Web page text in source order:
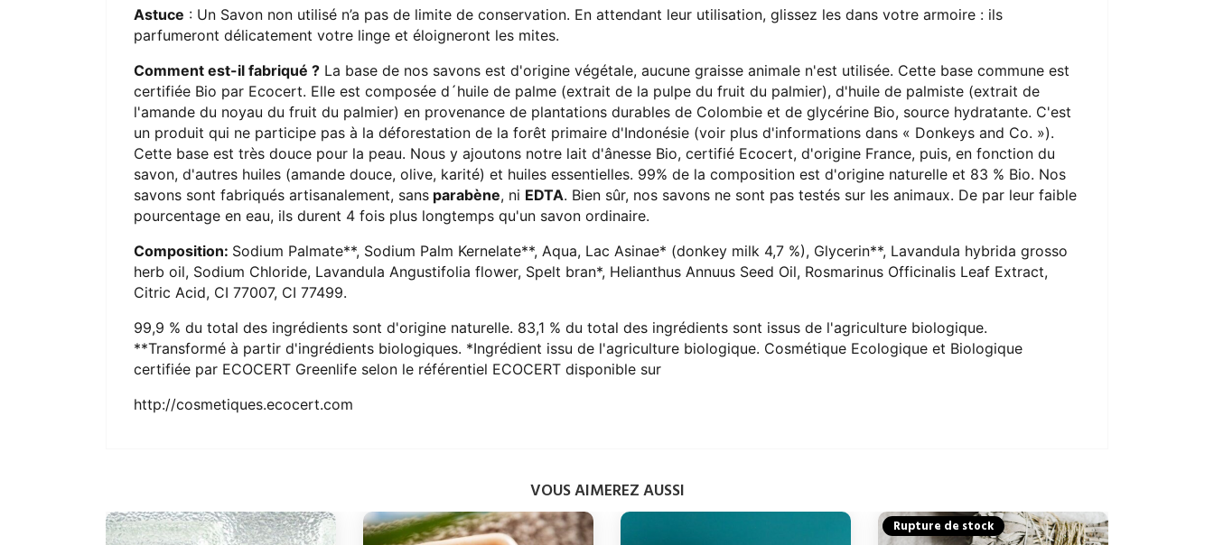
Astuce : Un Savon non utilisé n’a pas de limite de conservation. En attendant leur utilisation, glissez les dans votre armoire : ils
parfumeront délicatement votre linge et éloigneront les mites.
Comment est-il fabriqué ? La base de nos savons est d'origine végétale, aucune graisse animale n'est utilisée. Cette base commune est
certifiée Bio par Ecocert. Elle est composée d´huile de palme (extrait de la pulpe du fruit du palmier), d'huile de palmiste (extrait de
l'amande du noyau du fruit du palmier) en provenance de plantations durables de Colombie et de glycérine Bio, source hydratante. C'est
un produit qui ne participe pas à la déforestation de la forêt primaire d'Indonésie (voir plus d'informations dans « Donkeys and Co. »).
Cette base est très douce pour la peau. Nous y ajoutons notre lait d'ânesse Bio, certifié Ecocert, d'origine France, puis, en fonction du
savon, d'autres huiles (amande douce, olive, karité) et huiles essentielles. 99% de la composition est d'origine naturelle et 83 % Bio. Nos
savons sont fabriqués artisanalement, sans parabène, ni EDTA. Bien sûr, nos savons ne sont pas testés sur les animaux. De par leur faible
pourcentage en eau, ils durent 4 fois plus longtemps qu'un savon ordinaire.
Composition: Sodium Palmate**, Sodium Palm Kernelate**, Aqua, Lac Asinae* (donkey milk 4,7 %), Glycerin**, Lavandula hybrida grosso
herb oil, Sodium Chloride, Lavandula Angustifolia flower, Spelt bran*, Helianthus Annuus Seed Oil, Rosmarinus Officinalis Leaf Extract,
Citric Acid, CI 77007, CI 77499.
99,9 % du total des ingrédients sont d'origine naturelle. 83,1 % du total des ingrédients sont issus de l'agriculture biologique.
**Transformé à partir d'ingrédients biologiques. *Ingrédient issu de l'agriculture biologique. Cosmétique Ecologique et Biologique
certifiée par ECOCERT Greenlife selon le référentiel ECOCERT disponible sur
http://cosmetiques.ecocert.com
VOUS AIMEREZ AUSSI
Rupture de stock